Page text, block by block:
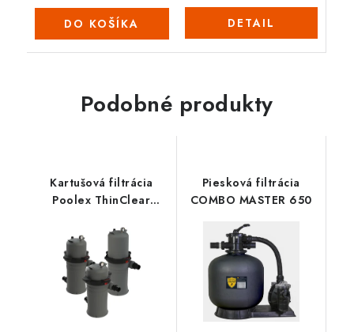
DO KOŠÍKA DETAIL
Podobné produkty
Kartušová filtrácia
Poolex ThinClear
Piesková filtrácia
COMBO MASTER 650